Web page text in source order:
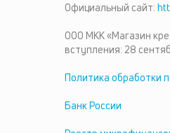
Официальный сайт:
ООО МКК «Магазин
вступления: 28
Политика обработки
Банк России